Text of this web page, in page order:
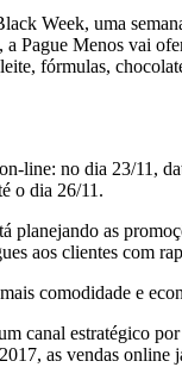
Week, uma
Pague Menos vai
fórmulas,
line: no dia 23/
o dia 26/11.
planejando as
aos clientes com
comodidade e
canal estratégico
as vendas online